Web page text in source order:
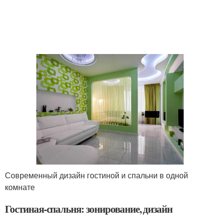
Современный дизайн гостиной и спальни в одной
комнате
Гостиная-спальня: зонирование, дизайн